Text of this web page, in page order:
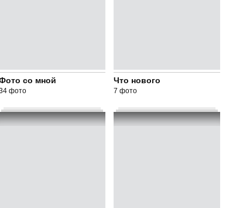
со мной
фото
Что нового
7 фото